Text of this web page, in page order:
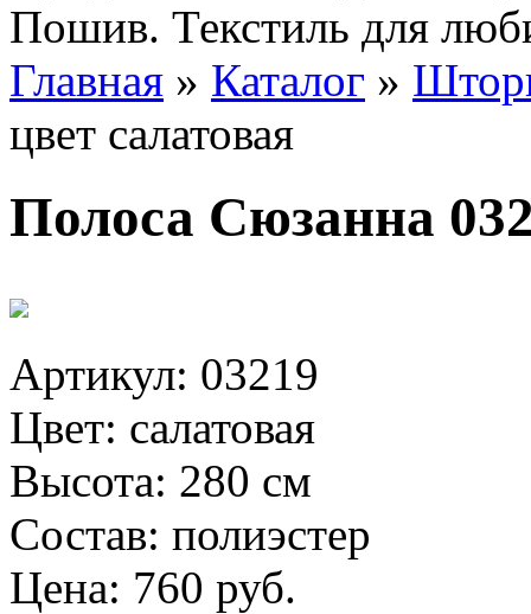
Пошив. Текстиль для
Главная » Каталог »
цвет салатовая
Полоса Сюзанна
Артикул: 03219
Цвет: салатовая
Высота: 280 см
Состав: полиэстер
Цена: 760 руб.